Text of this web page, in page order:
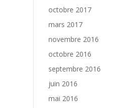
octobre 2017
mars 2017
novembre 2016
octobre 2016
septembre 2016
juin 2016
mai 2016